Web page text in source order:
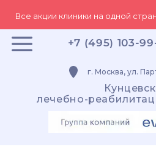
Все акции клиники на одной
+7 (495) 103-
г. Москва, ул.
лечебно-